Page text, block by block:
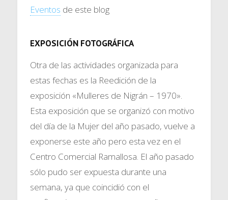
Eventos de este blog
EXPOSICIÓN FOTOGRÁFICA
Otra de las actividades organizada para
estas fechas es la Reedición de la
exposición «Mulleres de Nigrán – 1970».
Esta exposición que se organizó con motivo
del día de la Mujer del año pasado, vuelve a
exponerse este año pero esta vez en el
Centro Comercial Ramallosa. El año pasado
sólo pudo ser expuesta durante una
semana, ya que coincidió con el